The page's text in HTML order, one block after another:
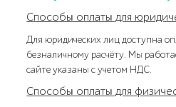
Способы оплаты для
Для юридических лиц доступна
безналичному расчёту. Мы
сайте указаны с учетом НДС.
Способы оплаты для